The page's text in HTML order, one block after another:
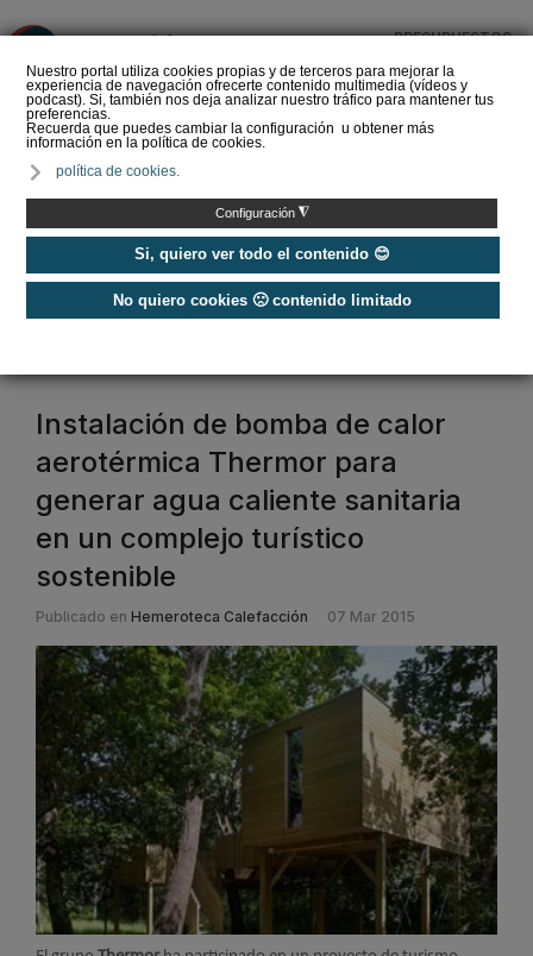
Nuestro portal utiliza cookies propias y de terceros para mejorar la
experiencia de navegación ofrecerte contenido multimedia (vídeos y
podcast). Si, también nos deja analizar nuestro tráfico para mantener tus
preferencias.
Recuerda que puedes cambiar la configuración u obtener más
información en la política de cookies.
política de cookies.
Configuración ◮
Si, quiero ver todo el contenido 😊
No quiero cookies 🙁 contenido limitado
PRESUPUESTOS
del Amperio (Episodio 3)
Etiquetas / aerotermia
Instalación de bomba de calor
aerotérmica Thermor para
generar agua caliente sanitaria
en un complejo turístico
sostenible
Publicado en Hemeroteca Calefacción 07 Mar 2015